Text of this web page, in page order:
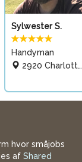
kontakt
Sylwester S.
Handyman
2920 Charlottenlund
hvor småjobs
af Shared